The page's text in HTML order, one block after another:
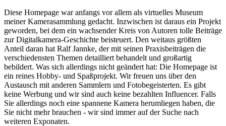
Diese Homepage war anfangs vor allem als virtuelles Museum
meiner Kamerasammlung gedacht. Inzwischen ist daraus ein Projekt
geworden, bei dem ein wachsender Kreis von Autoren tolle Beiträge
zur Digitalkamera-Geschichte beisteuert. Den weitaus größten
Anteil daran hat Ralf Jannke, der mit seinen Praxisbeiträgen die
verschiedensten Themen detailliert behandelt und großartig
bebildert. Was sich allerdings nicht geändert hat: Die Homepage ist
ein reines Hobby- und Spaßprojekt. Wir freuen uns über den
Austausch mit anderen Sammlern und Fotobegeisterten. Es gibt
keine Werbung und wir sind auch keine bezahlten Influencer. Falls
Sie allerdings noch eine spannene Kamera herumliegen haben, die
Sie nicht mehr brauchen - wir sind immer auf der Suche nach
weiteren Exponaten.